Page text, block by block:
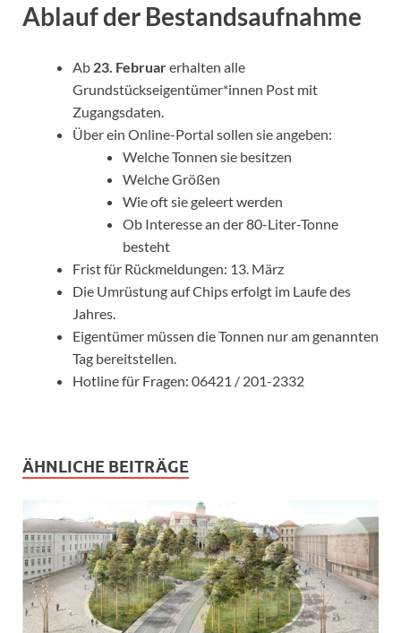
Ablauf der Bestandsaufnahme
Ab 23. Februarerhalten alle
Grundstückseigentümer*innen Post mit
Zugangsdaten.
Über ein Online-Portal sollen sie angeben:
Welche Tonnen sie besitzen
Welche Größen
Wie oft sie geleert werden
Ob Interesse an der 80-Liter-Tonne
besteht
Frist für Rückmeldungen: 13. März
Die Umrüstung auf Chips erfolgt im Laufe des
Jahres.
Eigentümer müssen die Tonnen nur am genannten
Tag bereitstellen.
Hotline für Fragen: 06421 / 201-2332
ÄHNLICHE BEITRÄGE